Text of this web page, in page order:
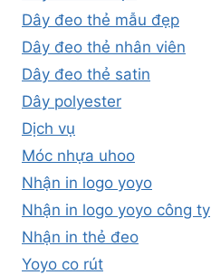
Dây đeo thẻ mẫu đẹp
Dây đeo thẻ nhân viên
Dây đeo thẻ satin
Dây polyester
Dịch vụ
Móc nhựa uhoo
Nhận in logo yoyo
Nhận in logo yoyo công ty
Nhận in thẻ đeo
Yoyo co rút